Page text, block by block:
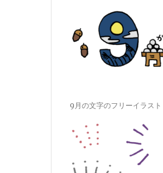
9月の文字のフリーイラスト